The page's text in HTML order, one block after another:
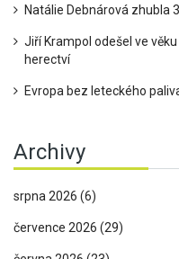
Natálie Debnárová zhubla
Jiří Krampol odešel ve
herectví
Evropa bez leteckého
Archivy
srpna 2026 (6)
července 2026 (29)